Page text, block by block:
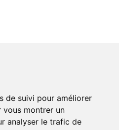
de suivi pour améliorer
montrer un
analyser le trafic de